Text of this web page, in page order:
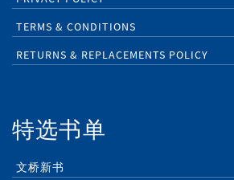
TERMS & CONDITIONS
RETURNS & REPLACEMENTS POLICY
特选书单
文桥新书